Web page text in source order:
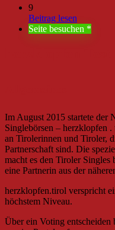
9
Beitrag lesen
Seite besuchen
Im August 2015 startete der
Singlebörsen – herzklopfen
an Tirolerinnen und Tiroler,
Partnerschaft sind. Die
macht es den Tiroler Singles
eine Partnerin aus der
herzklopfen.tirol verspricht
höchstem Niveau.
Über ein Voting entscheiden